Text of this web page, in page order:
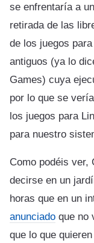
se enfrentaría a
retirada de las
de los juegos
antiguos (ya lo
Games) cuya
por lo que se
los juegos para
para nuestro
Como podéis ver,
decirse en un
horas que en un
anunciado que no
que lo que